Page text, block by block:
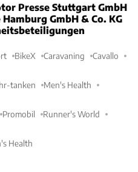
Presse Stuttgart GmbH
GmbH & Co. KG
BikeX Caravaning Cavallo
tanken Men's Health
Promobil Runner's World
Health